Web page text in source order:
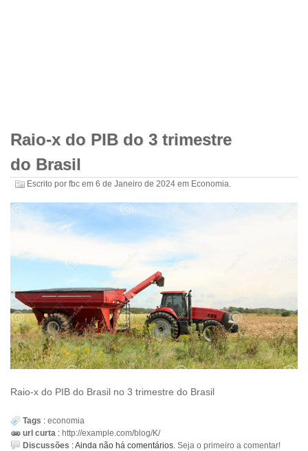
Raio-x do PIB do 3 trimestre
do Brasil
Escrito por fbc em 6 de Janeiro de 2024 em Economia.
Raio-x do PIB do Brasil no 3 trimestre do Brasil
Tags : economia
url curta : http://example.com/blog/K/
Discussões :Ainda não há comentários. Seja o primeiro a comentar!